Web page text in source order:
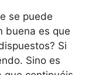
se puede
buena es que
Si
Sino es